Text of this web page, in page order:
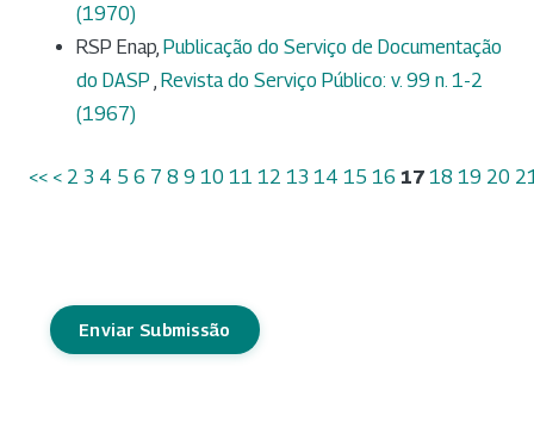
(1970)
RSP Enap, Publicação do Serviço de Documentação
do DASP Revista do Serviço Público: v. 99 n. 1-2
(1967)
<< < 2 3 4 5 6 7 8 9 10 11 12 13 14 15 16 17 18 19 20
Enviar Submissão